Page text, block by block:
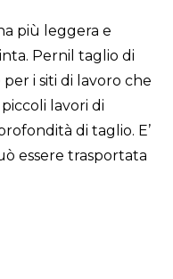
più leggera e
Pernil taglio di
i siti di lavoro che
lavori di
di taglio. E’
essere trasportata